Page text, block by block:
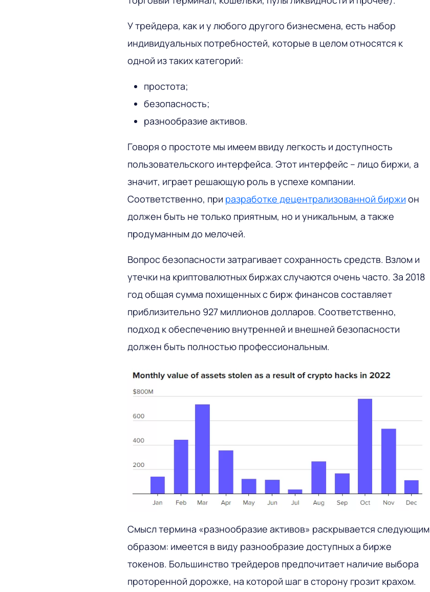
У трейдера, как и у любого другого бизнесмена, есть набор
индивидуальных потребностей, которые в целом относятся к
одной из таких категорий:
простота;
безопасность;
разнообразие активов.
Говоря о простоте мы имеем ввиду легкость и доступность
пользовательского интерфейса. Этот интерфейс – лицо биржи, а
значит, играет решающую роль в успехе компании.
Соответственно, при разработке децентрализованной биржи он
должен быть не только приятным, но и уникальным, а также
продуманным до мелочей.
Вопрос безопасности затрагивает сохранность средств. Взлом и
утечки на криптовалютных биржах случаются очень часто. За 2018
год общая сумма похищенных с бирж финансов составляет
приблизительно 927 миллионов долларов. Соответственно,
подход к обеспечению внутренней и внешней безопасности
должен быть полностью профессиональным.
Смысл термина «разнообразие активов» раскрывается следующим
образом: имеется в виду разнообразие доступных а бирже
токенов. Большинство трейдеров предпочитает наличие выбора
проторенной дорожке, на которой шаг в сторону грозит крахом.